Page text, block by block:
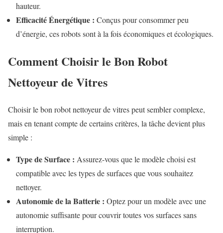
hauteur.
Efficacité Énergétique : Conçus pour consommer peu
d’énergie, ces robots sont à la fois économiques et écologiques.
Comment Choisir le Bon Robot
Nettoyeur de Vitres
Choisir le bon robot nettoyeur de vitres peut sembler complexe,
mais en tenant compte de certains critères, la tâche devient plus
simple :
Type de Surface : Assurez-vous que le modèle choisi est
compatible avec les types de surfaces que vous souhaitez
nettoyer.
Autonomie de la Batterie : Optez pour un modèle avec une
autonomie suffisante pour couvrir toutes vos surfaces sans
interruption.